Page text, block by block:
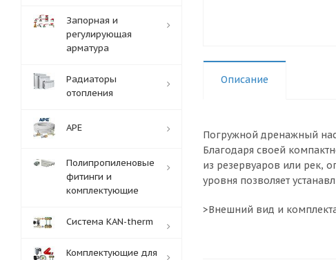
Описание
Погружной дренажный
Благодаря своей
из резервуаров или рек,
уровня позволяет
>Внешний вид и
Запорная и
регулирующая
арматура
Радиаторы
отопления
APE
Полипропиленовые
фитинги и
комплектующие
Система KAN-therm
Комплектующие для